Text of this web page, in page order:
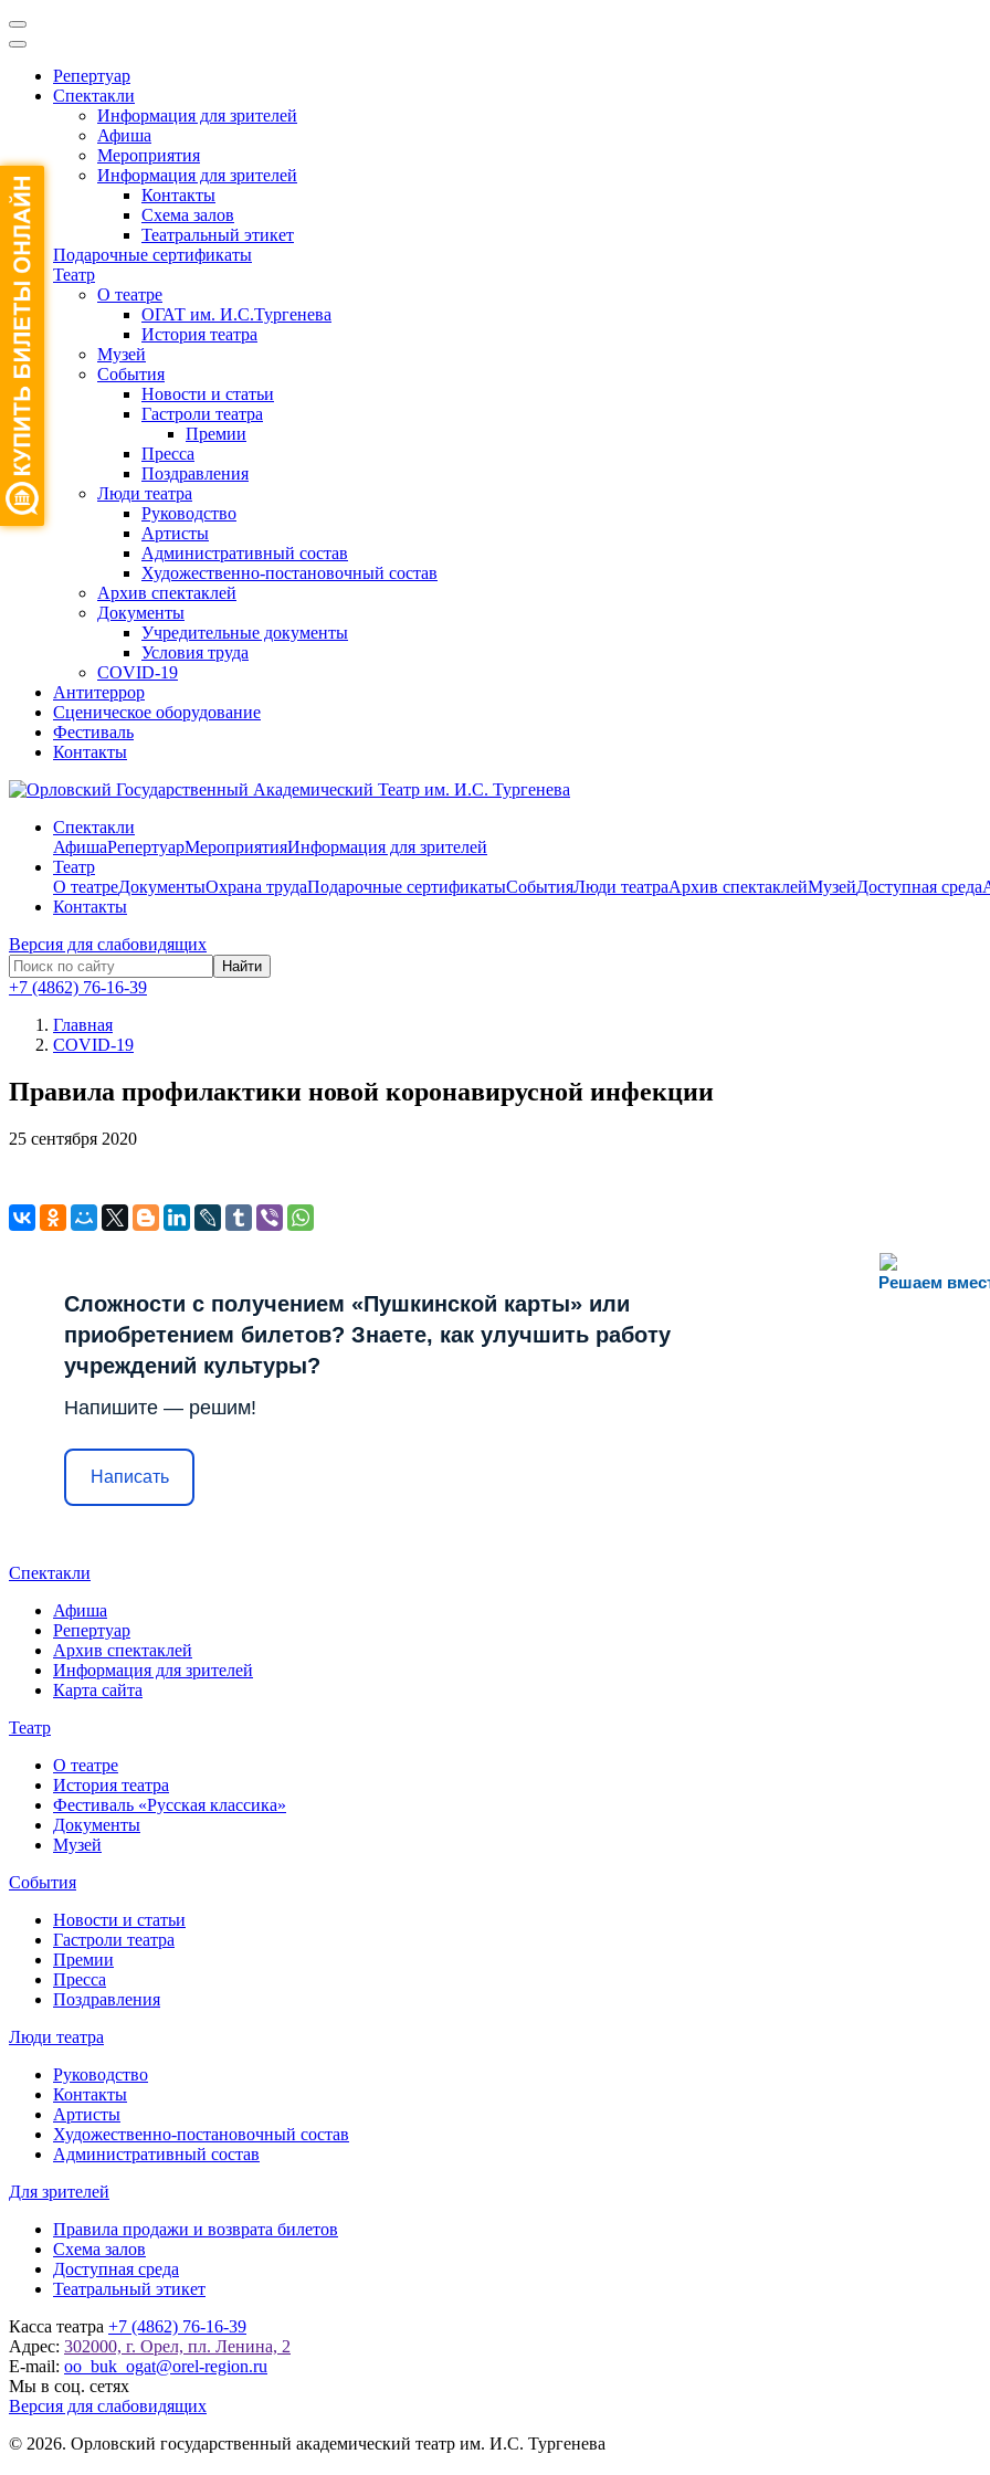
Репертуар
Спектакли
Информация для зрителей
Афиша
Мероприятия
Информация для зрителей
Контакты
Схема залов
Театральный этикет
Подарочные сертификаты
Театр
О театре
ОГАТ им. И.С.Тургенева
История театра
Музей
События
Новости и статьи
Гастроли театра
Премии
Пресса
Поздравления
Люди театра
Руководство
Артисты
Административный состав
Художественно-постановочный состав
Архив спектаклей
Документы
Учредительные документы
Условия труда
COVID-19
Антитеррор
Сценическое оборудование
Фестиваль
Контакты
Спектакли
АфишаРепертуарМероприятияИнформация для зрителей
Театр
О театреДокументыОхрана трудаПодарочные сертификатыСобытияЛюди театраАрхив спектаклейМузейДоступная среда
Контакты
Версия для слабовидящих
Найти
+7 (4862) 76-16-39
Главная
COVID-19
Правила профилактики новой коронавирусной инфекции
25 сентября 2020
Решаем
Сложности с получением «Пушкинской карты» или
приобретением билетов? Знаете, как улучшить работу
учреждений культуры?
Напишите — решим!
Написать
Спектакли
Афиша
Репертуар
Архив спектаклей
Информация для зрителей
Карта сайта
Театр
О театре
История театра
Фестиваль «Русская классика»
Документы
Музей
События
Новости и статьи
Гастроли театра
Премии
Пресса
Поздравления
Люди театра
Руководство
Контакты
Артисты
Художественно-постановочный состав
Административный состав
Для зрителей
Правила продажи и возврата билетов
Схема залов
Доступная среда
Театральный этикет
Касса театра +7 (4862) 76-16-39
Адрес: 302000, г. Орел, пл. Ленина, 2
E-mail: oo_buk_ogat@orel-region.ru
Мы в соц. сетях
Версия для слабовидящих
© 2026. Орловский государственный академический театр им. И.С. Тургенева